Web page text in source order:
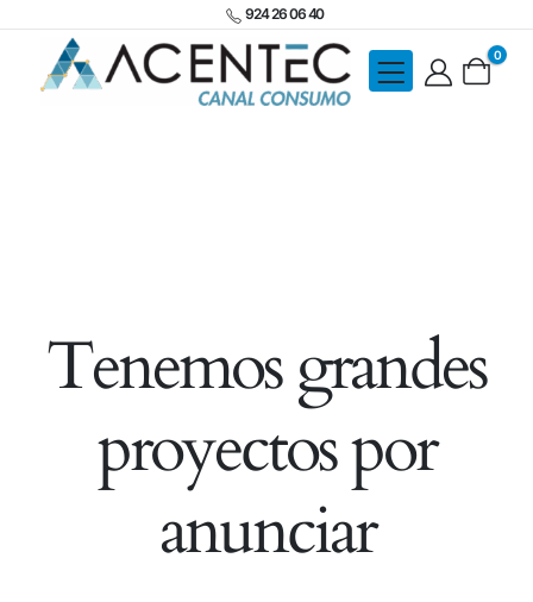
924 26 06 40
0
Tenemos grandes
proyectos por
anunciar